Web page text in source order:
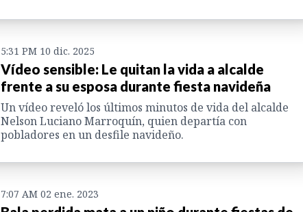
5:31 PM 10 dic. 2025
Vídeo sensible: Le quitan la vida a alcalde
frente a su esposa durante fiesta navideña
Un vídeo reveló los últimos minutos de vida del alcalde
Nelson Luciano Marroquín, quien departía con
pobladores en un desfile navideño.
7:07 AM 02 ene. 2023